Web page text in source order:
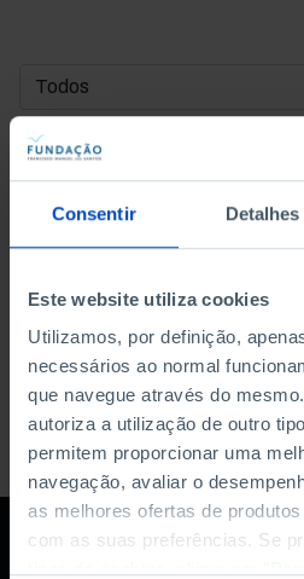
Consentir Detalhes
Este website utiliza cookies
Utilizamos, por definição,
necessários ao normal
que navegue através do
autoriza a utilização de outro
permitem proporcionar uma
navegação, avaliar o
as melhores ofertas de
com as suas preferências. Se
DATA DE INÍCIO
DATA DE FIM